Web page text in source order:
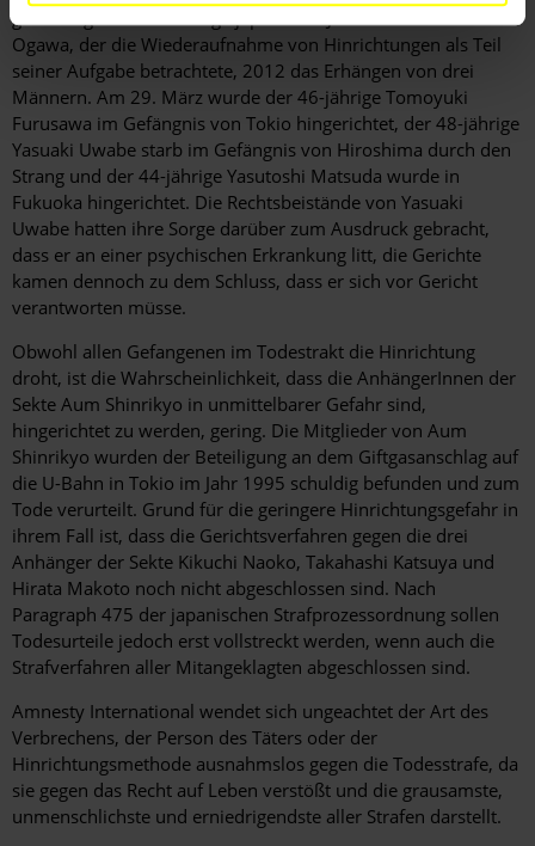
genehmigte der ehemalige japanische Justizminister Toshio
Ogawa, der die Wiederaufnahme von Hinrichtungen als Teil
seiner Aufgabe betrachtete, 2012 das Erhängen von drei
Männern. Am 29. März wurde der 46-jährige Tomoyuki
Furusawa im Gefängnis von Tokio hingerichtet, der 48-jährige
Yasuaki Uwabe starb im Gefängnis von Hiroshima durch den
Strang und der 44-jährige Yasutoshi Matsuda wurde in
Fukuoka hingerichtet. Die Rechtsbeistände von Yasuaki
Uwabe hatten ihre Sorge darüber zum Ausdruck gebracht,
dass er an einer psychischen Erkrankung litt, die Gerichte
kamen dennoch zu dem Schluss, dass er sich vor Gericht
verantworten müsse.
Obwohl allen Gefangenen im Todestrakt die Hinrichtung
droht, ist die Wahrscheinlichkeit, dass die AnhängerInnen der
Sekte Aum Shinrikyo in unmittelbarer Gefahr sind,
hingerichtet zu werden, gering. Die Mitglieder von Aum
Shinrikyo wurden der Beteiligung an dem Giftgasanschlag auf
die U-Bahn in Tokio im Jahr 1995 schuldig befunden und zum
Tode verurteilt. Grund für die geringere Hinrichtungsgefahr in
ihrem Fall ist, dass die Gerichtsverfahren gegen die drei
Anhänger der Sekte Kikuchi Naoko, Takahashi Katsuya und
Hirata Makoto noch nicht abgeschlossen sind. Nach
Paragraph 475 der japanischen Strafprozessordnung sollen
Todesurteile jedoch erst vollstreckt werden, wenn auch die
Strafverfahren aller Mitangeklagten abgeschlossen sind.
Amnesty International wendet sich ungeachtet der Art des
Verbrechens, der Person des Täters oder der
Hinrichtungsmethode ausnahmslos gegen die Todesstrafe, da
sie gegen das Recht auf Leben verstößt und die grausamste,
unmenschlichste und erniedrigendste aller Strafen darstellt.